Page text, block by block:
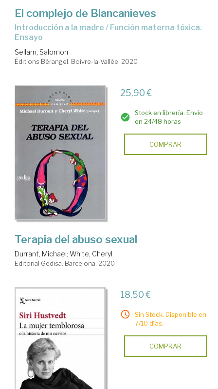
El complejo de Blancanieves
Ensayo
Sellam, Salomon
Éditions Bérangel. Boivre-la-Vallée, 2020
25,90 €
Stock en librería. Envío
en 24/48 horas
COMPRAR
Terapia del abuso sexual
Durrant, Michael ; White, Cheryl
Editorial Gedisa. Barcelona, 2020
18,50 €
Sin Stock. Disponible en
7/10 días.
COMPRAR